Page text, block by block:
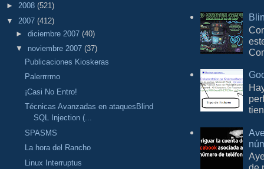
► 2008 (521)
▼ 2007 (412)
► diciembre 2007 (40)
▼ noviembre 2007 (37)
Publicaciones Kioskeras
Palerrrrmo
¡Casi No Entro!
Técnicas Avanzadas en ataquesBlind
SQL Injection (...
SPASMS
La hora del Rancho
Linux Interruptus